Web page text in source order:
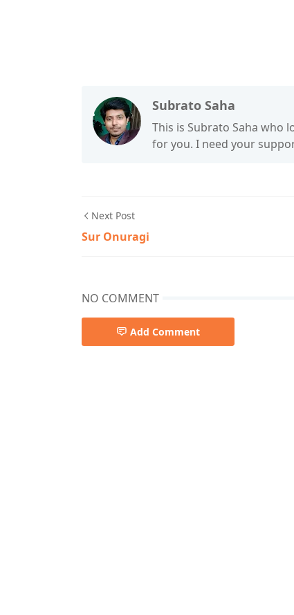
Subrato Saha
This is Subrato Saha who
for you. I need your
Next Post
Sur Onuragi
NO COMMENT
Add Comment